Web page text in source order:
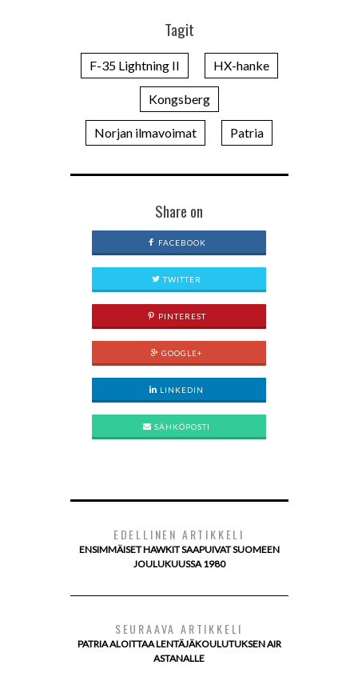
Tagit
F-35 Lightning II HX-hanke
Kongsberg
Norjan ilmavoimat Patria
Share on
FACEBOOK
TWITTER
PINTEREST
GOOGLE+
LINKEDIN
SÄHKÖPOSTI
EDELLINEN ARTIKKELI
ENSIMMÄISET HAWKIT SAAPUIVAT SUOMEEN
JOULUKUUSSA 1980
SEURAAVA ARTIKKELI
PATRIA ALOITTAA LENTÄJÄKOULUTUKSEN AIR
ASTANALLE